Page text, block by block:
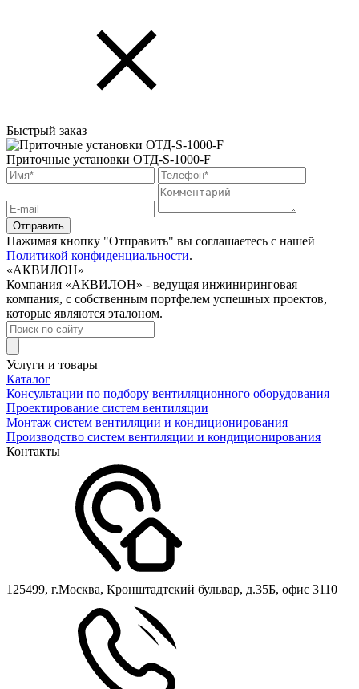
Быстрый заказ
Приточные установки ОТД-S-1000-F
Нажимая кнопку "Отправить" вы соглашаетесь с нашей
Политикой конфиденциальности.
«АКВИЛОН»
Компания «АКВИЛОН» - ведущая инжиниринговая
компания, с собственным портфелем успешных проектов,
которые являются эталоном.
Услуги и товары
Каталог
Консультации по подбору вентиляционного оборудования
Проектирование систем вентиляции
Монтаж систем вентиляции и кондиционирования
Производство систем вентиляции и кондиционирования
Контакты
125499, г.Москва, Кронштадтский бульвар, д.35Б, офис 3110